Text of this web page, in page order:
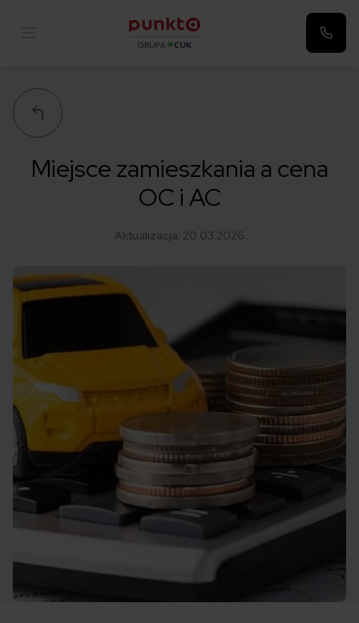
Miejsce zamieszkania a cena
OC i AC
Aktualizacja: 20.03.2026